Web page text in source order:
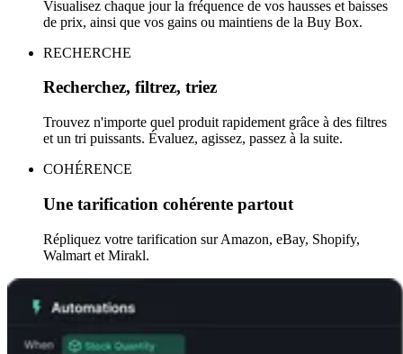
Visualisez chaque jour la fréquence de vos hausses et baisses
de prix, ainsi que vos gains ou maintiens de la Buy Box.
RECHERCHE
Recherchez, filtrez, triez
Trouvez n'importe quel produit rapidement grâce à des filtres
et un tri puissants. Évaluez, agissez, passez à la suite.
COHÉRENCE
Une tarification cohérente partout
Répliquez votre tarification sur Amazon, eBay, Shopify,
Walmart et Mirakl.